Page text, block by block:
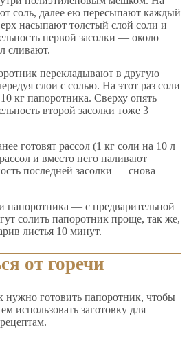
соль, далее ею пересыпают каждый
насыпают толстый слой соли и
первой засолки — около
сливают.
перекладывают в другую
слои с солью. На этот раз соли
кг папоротника. Сверху опять
второй засолки тоже 3
готовят рассол (1 кг соли на 10 л
и вместо него наливают
последней засолки — снова
папоротника — с предварительной
солить папоротник проще, так же,
листья 10 минут.
от горечи
нужно готовить папоротник, чтобы
использовать заготовку для